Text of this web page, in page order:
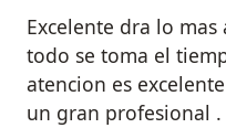
Excelente dra lo
todo se toma el
atencion es
un gran profesional .